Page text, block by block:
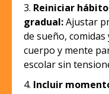
Reiniciar
gradual:Ajustar
de sueño,
cuerpo y mente
escolar sin
Incluir